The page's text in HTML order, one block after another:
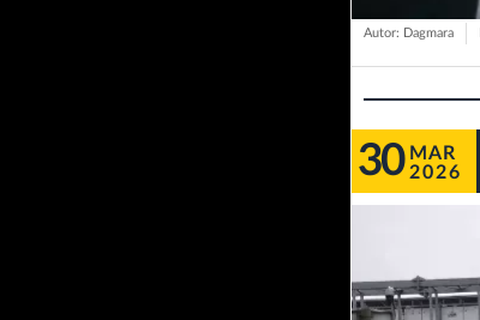
Autor: Dagmara
30 MAR
2026